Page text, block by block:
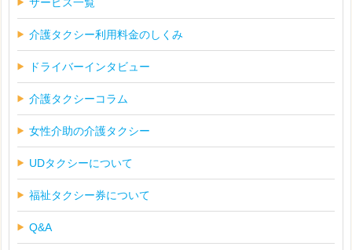
介護タクシー利用料金のしくみ
ドライバーインタビュー
介護タクシーコラム
女性介助の介護タクシー
UDタクシーについて
福祉タクシー券について
Q&A